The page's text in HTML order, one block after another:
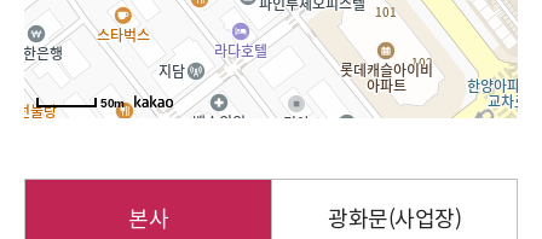
50m
본사 광화문(사업장)